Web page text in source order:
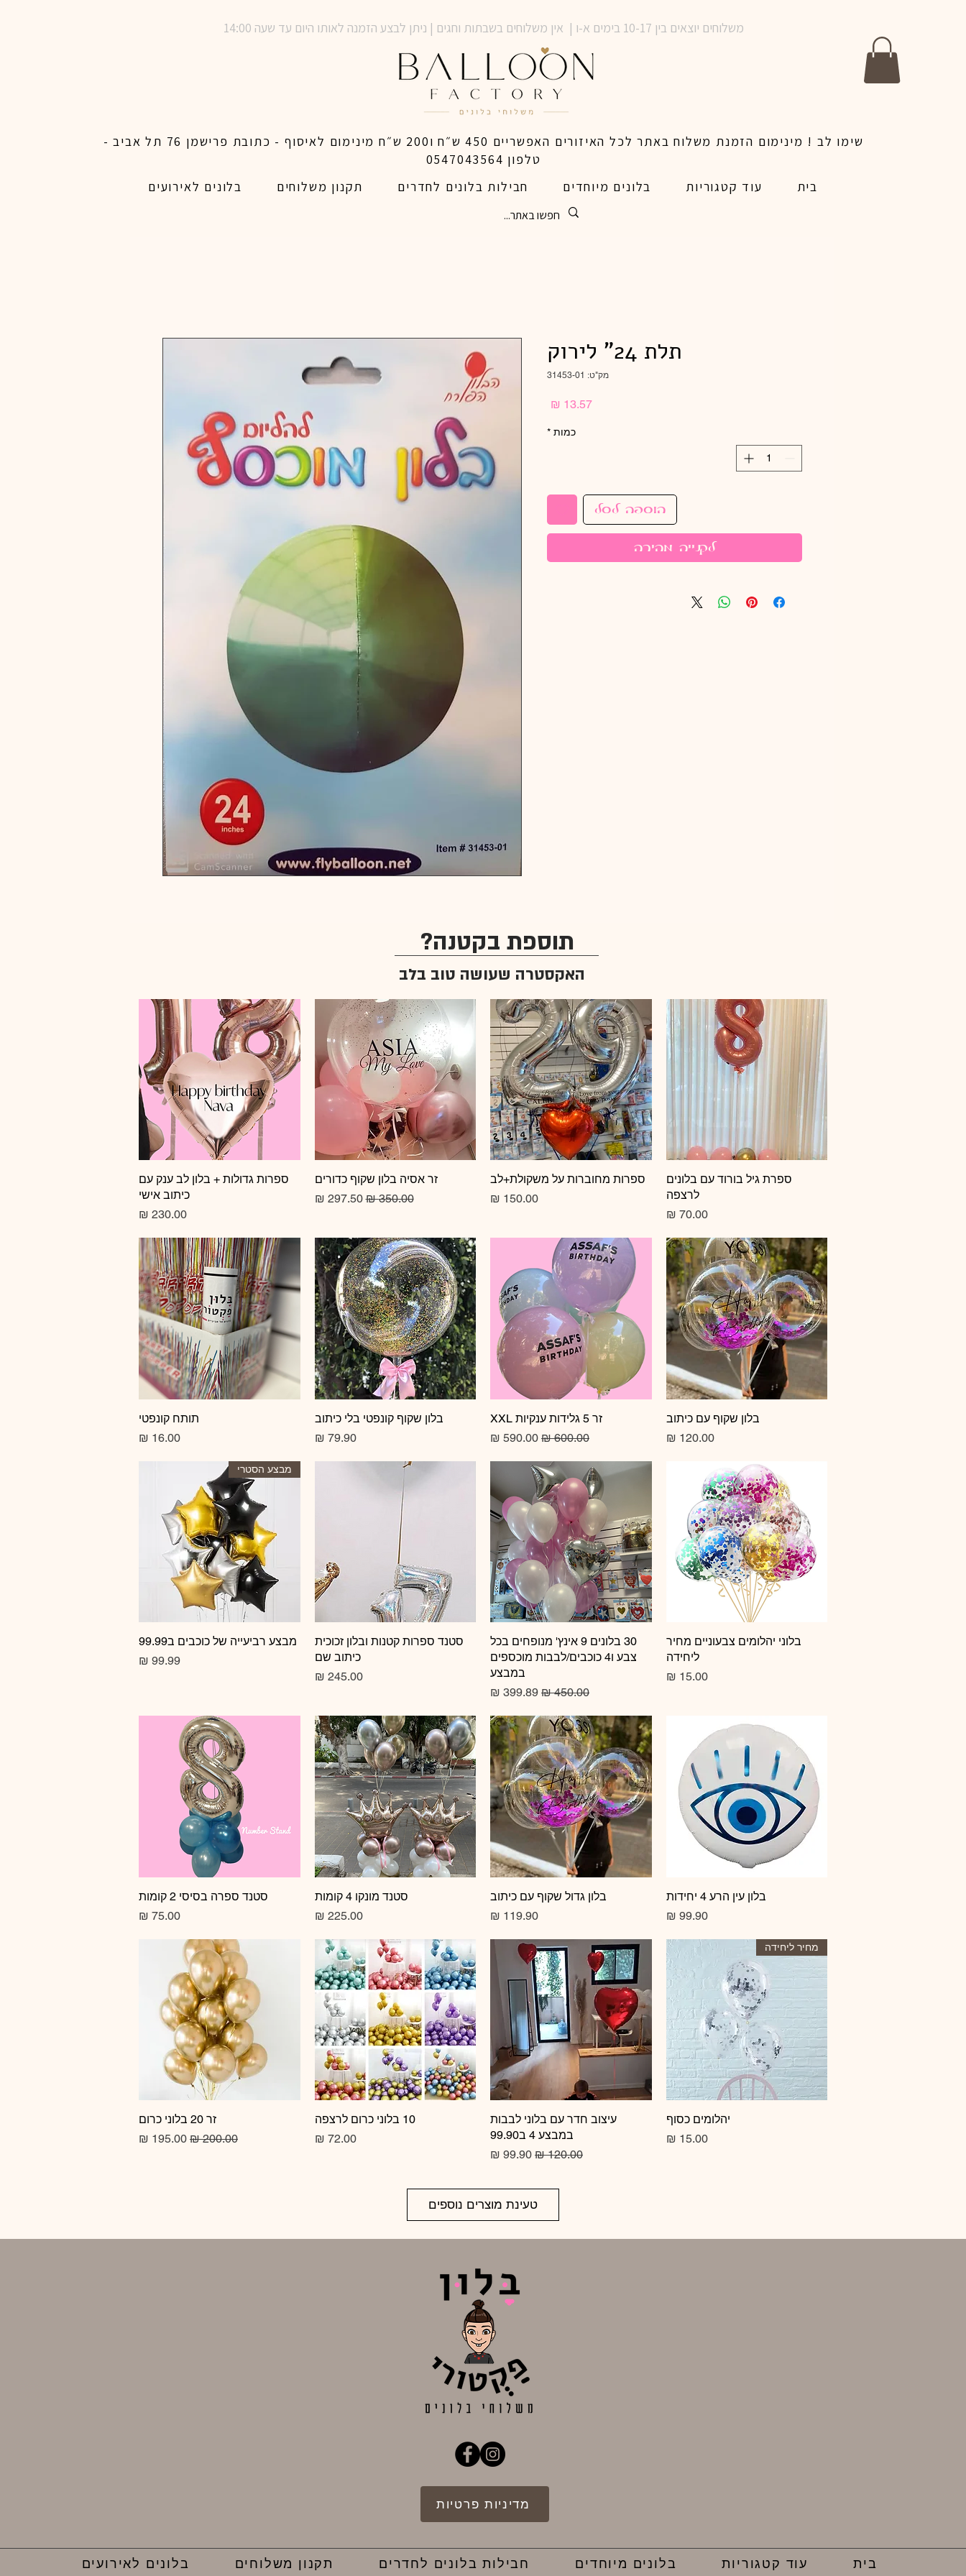
משלוחים יוצאים בין 10-17 בימים א-ו | אין משלוחים בשבתות וחגים | ניתן לבצע הזמנה לאותו היום עד שעה 14:00
שימו לב ! מינימום הזמנת משלוח באתר לכל האיזורים האפשריים 450 ש״ח ו200 ש״ח מינימום לאיסוף - כתובת פרישמן 76 תל אביב -
טלפון 0547043564
בית
עוד קטגוריות בלונים מיוחדים חבילות בלונים לחדרים תקנון משלוחים בלונים לאירועים
תלת 24" לירוק
מק"ט: 31453-01
כמות *
הוספה לסל
לקנייה מהירה
תוספת בקטנה?
האקסטרה שעושה טוב בלב
תצוגה מהירה
ספרת גיל בורוד עם בלונים
לרצפה
מחיר‏70.00 ‏₪
תצוגה מהירה
ספרות מחוברות על משקולת+לב
מחיר
תצוגה מהירה
זר אסיה בלון שקוף כדורים
מחיר רגיל‏350.00 ‏₪ מחיר מבצע‏297.50 ‏₪
תצוגה מהירה
ספרות גדולות + בלון לב ענק עם
כיתוב אישי
מחיר
תצוגה מהירה
בלון שקוף עם כיתוב
מחיר‏120.00 ‏₪
תצוגה מהירה
זר 5 גלידות ענקיות XXL
מחיר רגיל מחיר מבצע
תצוגה מהירה
בלון שקוף קונפטי בלי כיתוב
מחיר‏79.90 ‏₪
תצוגה מהירהתותח קונפטי
מחיר
תצוגה מהירה
בלוני יהלומים צבעוניים מחיר
ליחידה
מחיר‏15.00 ‏₪
תצוגה מהירה
30 בלונים 9 אינץ' מנופחים בכל
צבע ו4 כוכבים/לבבות מוכספים
במבצע
מחיר רגיל מחיר מבצע
תצוגה מהירה
סטנד ספרות קטנות ובלון זכוכית
כיתוב שם
מחיר‏245.00 ‏₪
תצוגה מהירה
מבצע הסטרי
מבצע רביעייה של כוכבים ב99.99
מחיר
תצוגה מהירה
בלון עין הרע 4 יחידות
מחיר‏99.90 ‏₪
תצוגה מהירה
בלון גדול שקוף עם כיתוב
מחיר
תצוגה מהירה
סטנד מונקו 4 קומות
מחיר‏225.00 ‏₪
תצוגה מהירה
סטנד ספרה בסיסי 2 קומות
מחיר
תצוגה מהירה
מחיר ליחידה
יהלומים כסוף
מחיר‏15.00 ‏₪
תצוגה מהירה
עיצוב חדר עם בלוני לבבות
במבצע 4 ב99.90
מחיר רגיל מחיר מבצע
תצוגה מהירה
10 בלוני כרום לרצפה
מחיר‏72.00 ‏₪
תצוגה מהירה
זר 20 בלוני כרום
מחיר רגיל מחיר מבצע
טעינת מוצרים נוספים
מדיניות פרטיות
בית עוד קטגוריות בלונים מיוחדים חבילות בלונים לחדרים תקנון משלוחים בלונים לאירועים